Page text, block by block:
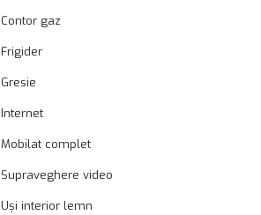
Contor gaz
Frigider
Gresie
Internet
Mobilat complet
Supraveghere video
Uși interior lemn